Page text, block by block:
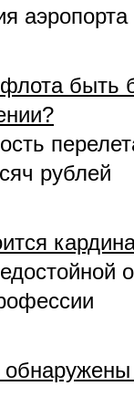
аэропорта
быть
рублей